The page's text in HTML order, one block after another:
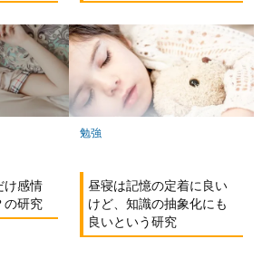
け感情
の研究
勉強
昼寝は記憶の定着に良い
けど、知識の抽象化にも
良いという研究